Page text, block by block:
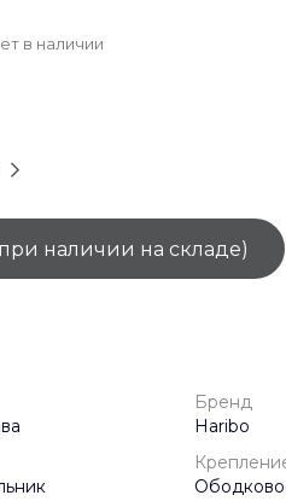
вывеска
19:00
4274
пр-т
19:00
19:00
в наличии
наличии на складе)
Бренд
Haribo